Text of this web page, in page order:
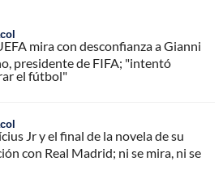
mira con desconfianza a Gianni
presidente de FIFA; "intentó
el fútbol"
Jr y el final de la novela de su
con Real Madrid; ni se mira, ni se